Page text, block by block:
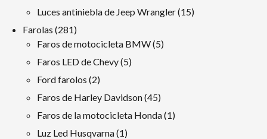
Luces antiniebla de Jeep Wrangler 1515
Farolas 281281
productos
Faros de motocicleta BMW 55
Faros LED de Chevy 55
Ford farolos 22
productos
Faros de Harley Davidson 4545
productos
Faros de la motocicleta Honda 11
Luz Led Husqvarna 11